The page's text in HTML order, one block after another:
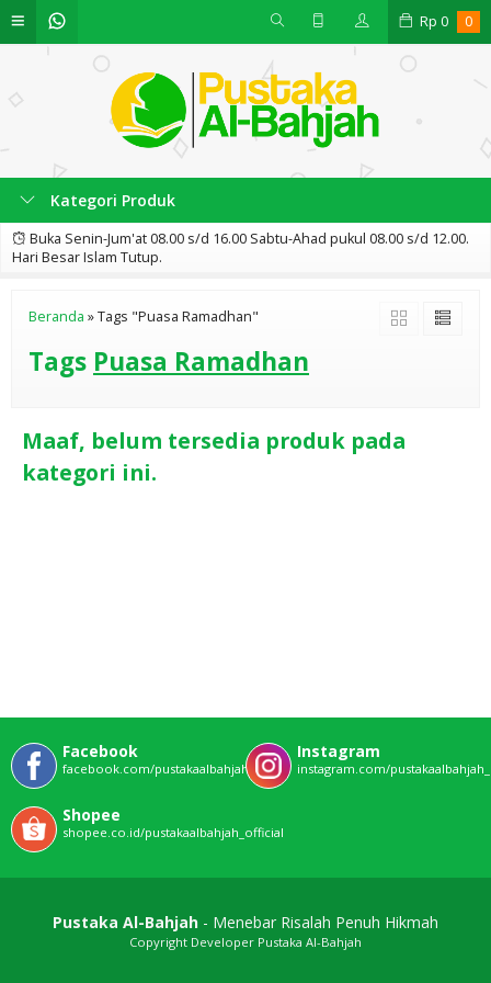
Rp 0 0
Kategori Produk
Buka Senin-Jum'at 08.00 s/d 16.00 Sabtu-Ahad pukul 08.00 s/d 12.00.
Hari Besar Islam Tutup.
Beranda »Tags "Puasa Ramadhan"
Tags Puasa Ramadhan
Maaf, belum tersedia produk pada
kategori ini.
Facebook
facebook.com/pustakaalbahjahofficial
Instagram
instagram.com/
Shopee
shopee.co.id/pustakaalbahjah_official
Pustaka Al-Bahjah - Menebar Risalah Penuh Hikmah
Copyright Developer Pustaka Al-Bahjah